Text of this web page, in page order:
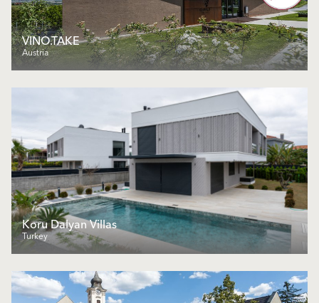
VINO.TAKE
Austria
Koru Dalyan Villas
Turkey